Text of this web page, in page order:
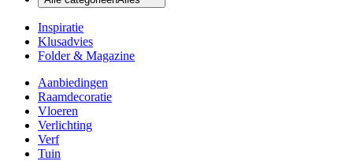
Inspiratie
Klusadvies
Folder & Magazine
Aanbiedingen
Raamdecoratie
Vloeren
Verlichting
Verf
Tuin